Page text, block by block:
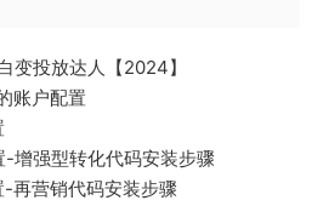
变投放达人【2024】
账户配置
-增强型转化代码安装步骤
-再营销代码安装步骤